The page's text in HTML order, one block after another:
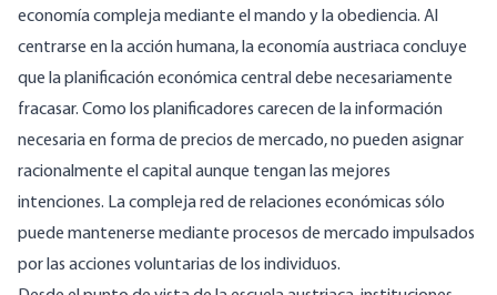
economía compleja mediante el mando y la obediencia. Al
centrarse en la acción humana, la economía austriaca concluye
que la planificación económica central debe necesariamente
fracasar. Como los planificadores carecen de la información
necesaria en forma de precios de mercado, no pueden asignar
racionalmente el capital aunque tengan las mejores
intenciones. La compleja red de relaciones económicas sólo
puede mantenerse mediante procesos de mercado impulsados
por las acciones voluntarias de los individuos.